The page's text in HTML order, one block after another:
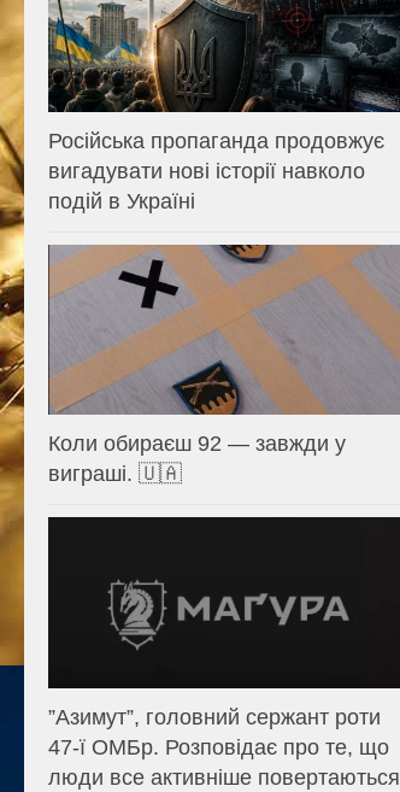
Російська пропаганда продовжує
вигадувати нові історії навколо
подій в Україні
Коли обираєш 92 — завжди у
виграші. 🇺🇦
⁨”Азимут”, головний сержант роти
47-ї ОМБр. Розповідає про те, що
люди все активніше повертаються